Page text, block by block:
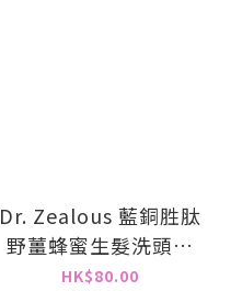
Dr. Zealous 藍銅胜肽
野薑蜂蜜生髮洗頭水
500ml
HK$80.00